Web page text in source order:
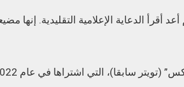
الدعاية الإعلامية التقليدية. إنها
سابقا)، التي اشتراها في عام 2022.